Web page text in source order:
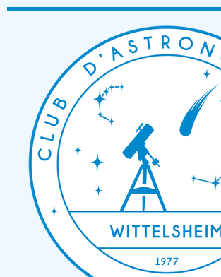
Passer